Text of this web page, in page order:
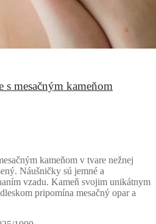
s mesačným kameňom
kameňom v tvare nežnej
Náušničky sú jemné a
vzadu. Kameň svojim unikátnym
pripomína mesačný opar a